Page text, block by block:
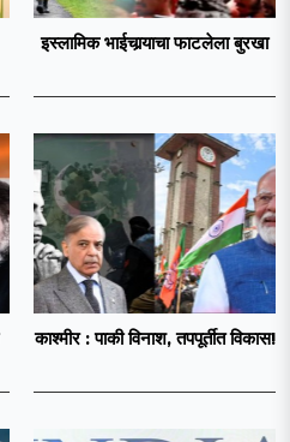
इस्लामिक भाईचार्‍याचा फाटलेला बुरखा
काश्मीर : पाकी विनाश, तपपूर्तीत विकास!